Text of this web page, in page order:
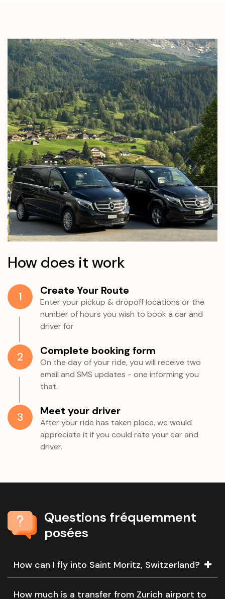
How does it work
1 Create Your Route
Enter your pickup & dropoff locations or the
number of hours you wish to book a car and
driver for
2 Complete booking form
On the day of your ride, you will receive two
email and SMS updates - one informing you
that.
3 Meet your driver
After your ride has taken place, we would
appreciate it if you could rate your car and
driver.
Questions fréquemment
posées
How can I fly into Saint Moritz, Switzerland?
How much is a transfer from Zurich airport to